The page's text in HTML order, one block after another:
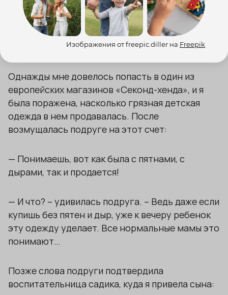
Это все варианты?
Однажды мне довелось попасть в один из
европейских магазинов «Секонд-хенда», и я
была поражена, насколько грязная детская
одежда в нем продавалась. После
возмущалась подруге на этот счет:
— Понимаешь, вот как была с пятнами, с
дырами, так и продается!
— И что? – удивилась подруга. – Ведь даже если
купишь без пятен и дыр, уже к вечеру ребенок
эту одежду уделает. Все нормальные мамы это
понимают…
Позже слова подруги подтвердила
воспитательница садика, куда я привела сына:
Изображения от freepic.diller на Freepik